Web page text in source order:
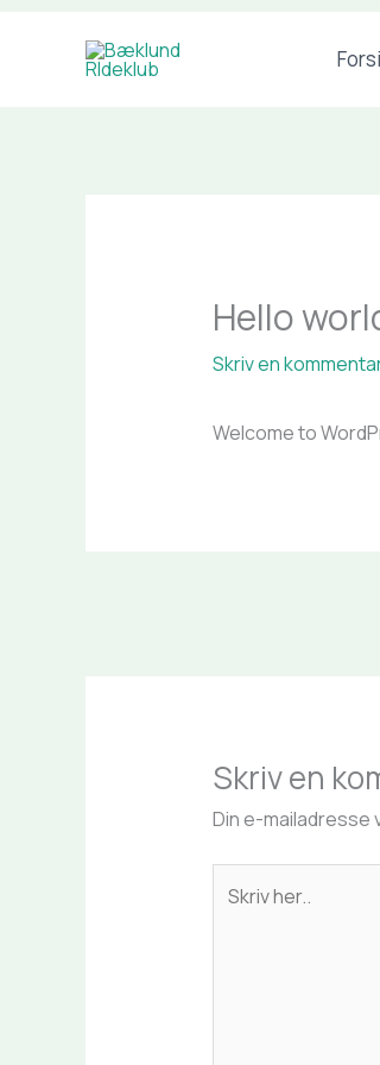
Hello
Skriv en
Welcome to
Skriv en
Din e-mailadresse